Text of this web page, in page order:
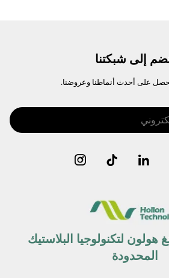
إلى شبكتنا
على أحدث أنماطنا وعروضنا.
هولون لتكنولوجيا البلاستيك
المحدودة